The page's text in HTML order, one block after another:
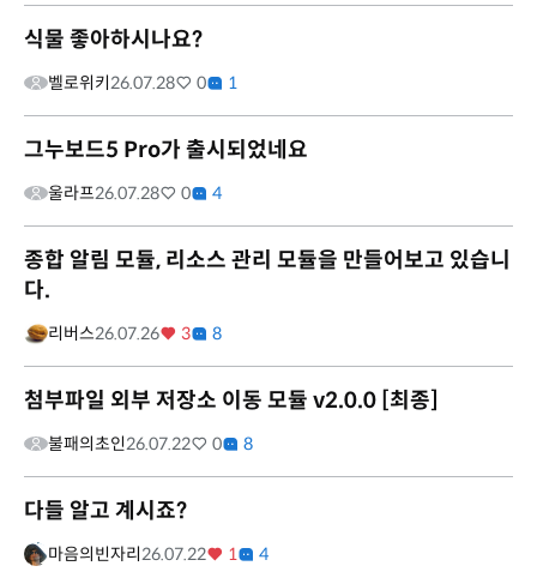
식물 좋아하시나요?
벨로위키26.07.28 0 1
그누보드5 Pro가 출시되었네요
울라프26.07.28 0 4
종합 알림 모듈, 리소스 관리 모듈을 만들어보고 있습니
다.
리버스26.07.26 3 8
첨부파일 외부 저장소 이동 모듈 v2.0.0 [최종]
불패의초인26.07.22 0 8
다들 알고 계시죠?
마음의빈자리26.07.22 1 4